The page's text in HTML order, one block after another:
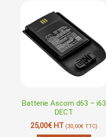
Batterie Ascom d63 – i63
DECT
25,00€HT (30,00€ TTC)